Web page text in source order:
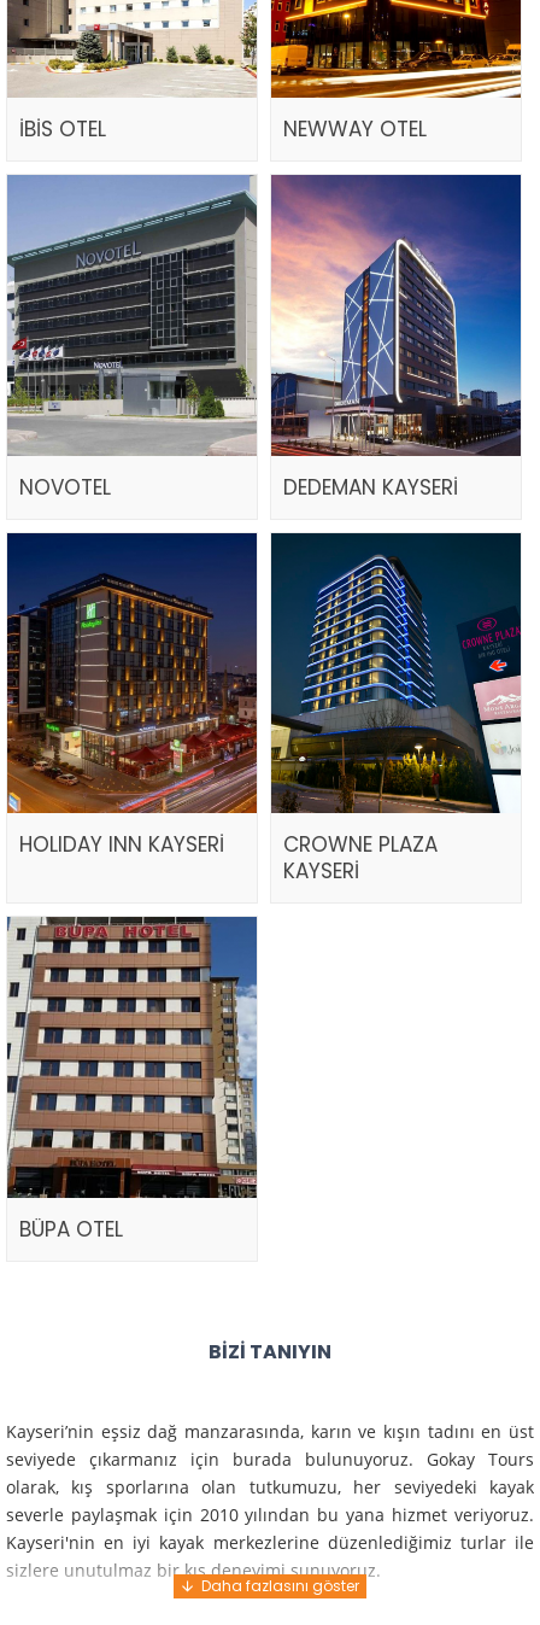
İBİS OTEL NEWWAY OTEL
NOVOTEL DEDEMAN KAYSERİ
HOLIDAY INN KAYSERİ
CROWNE PLAZA
KAYSERİ
BÜPA OTEL
BIZI TANIYIN
Kayseri’nin eşsiz dağ manzarasında, karın ve kışın tadını en üst
seviyede çıkarmanız için burada bulunuyoruz. Gokay Tours
olarak, kış sporlarına olan tutkumuzu, her seviyedeki kayak
severle paylaşmak için 2010 yılından bu yana hizmet veriyoruz.
Kayseri'nin en iyi kayak merkezlerine düzenlediğimiz turlar ile
sizlere unutulmaz bir kış deneyimi sunuyoruz.